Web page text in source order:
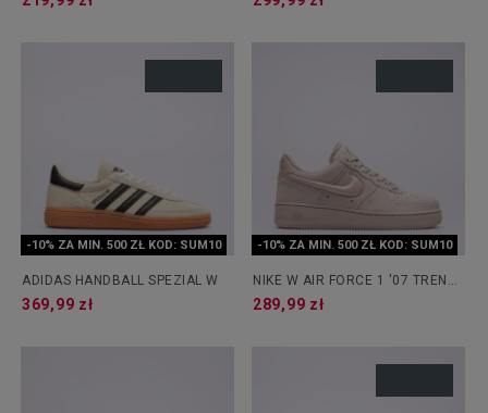
-10% ZA MIN. 500 ZŁ KOD: SUM10
ADIDAS HANDBALL SPEZIAL W
369,99 zł
-10% ZA MIN. 500 ZŁ KOD: SUM10
NIKE W AIR FORCE 1 '07 TREND
RM
289,99 zł